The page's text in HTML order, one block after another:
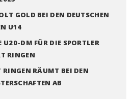
GOLD BEI DEN DEUTSCHEN
U14
U20-DM FÜR DIE SPORTLER
RINGEN
RINGEN RÄUMT BEI DEN
AB